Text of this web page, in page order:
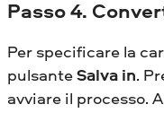
Passo 4.
Per specificare la
pulsanteSalva in.
avviare il processo.